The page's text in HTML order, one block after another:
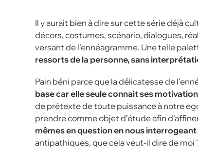
Il y aurait bien à dire sur cette série déjà
décors, costumes, scénario, dialogues,
versant de l’ennéagramme. Une telle
ressorts de la personne, sans
Pain béni parce que la délicatesse de
base car elle seule connait ses
de prétexte de toute puissance à notre
prendre comme objet d’étude afin
mêmes en question en nous
antipathiques, que cela veut-il dire de moi